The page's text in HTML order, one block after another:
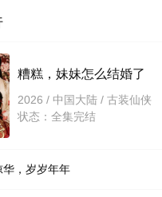
糟糕，妹妹怎么结婚了
2026 / 中国大陆 / 古装仙侠
状态：全集完结
华，岁岁年年